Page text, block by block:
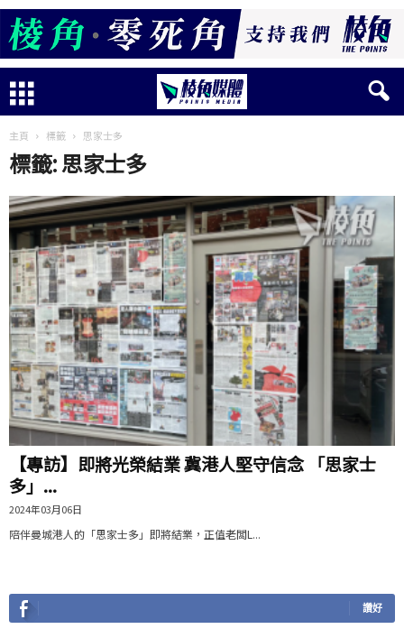
主頁 標籤 思家士多
標籤: 思家士多
【專訪】即將光榮結業 冀港人堅守信念 「思家士
多」...
2024年03月06日
陪伴曼城港人的「思家士多」即將結業，正值老闆L...
讚好